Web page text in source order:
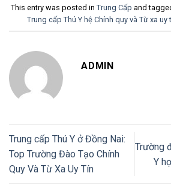
This entry was posted in Trung Cấp and
Trung cấp Thú Y hệ Chính quy và Từ xa
ADMIN
Trung cấp Thú Y ở Đồng Nai:
Top Trường Đào Tạo Chính
Quy Và Từ Xa Uy Tín
Trường
Y